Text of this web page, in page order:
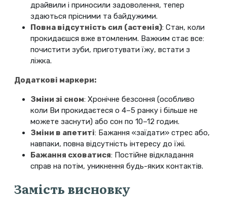
драйвили і приносили задоволення, тепер
здаються прісними та байдужими.
Повна відсутність сил (астенія): Стан, коли
прокидаєшся вже втомленим. Важким стає все:
почистити зуби, приготувати їжу, встати з
ліжка.
Додаткові маркери:
Зміни зі сном: Хронічне безсоння (особливо
коли Ви прокидаєтеся о 4–5 ранку і більше не
можете заснути) або сон по 10–12 годин.
Зміни в апетиті: Бажання «заїдати» стрес або,
навпаки, повна відсутність інтересу до їжі.
Бажання сховатися: Постійне відкладання
справ на потім, уникнення будь-яких контактів.
Замість висновку